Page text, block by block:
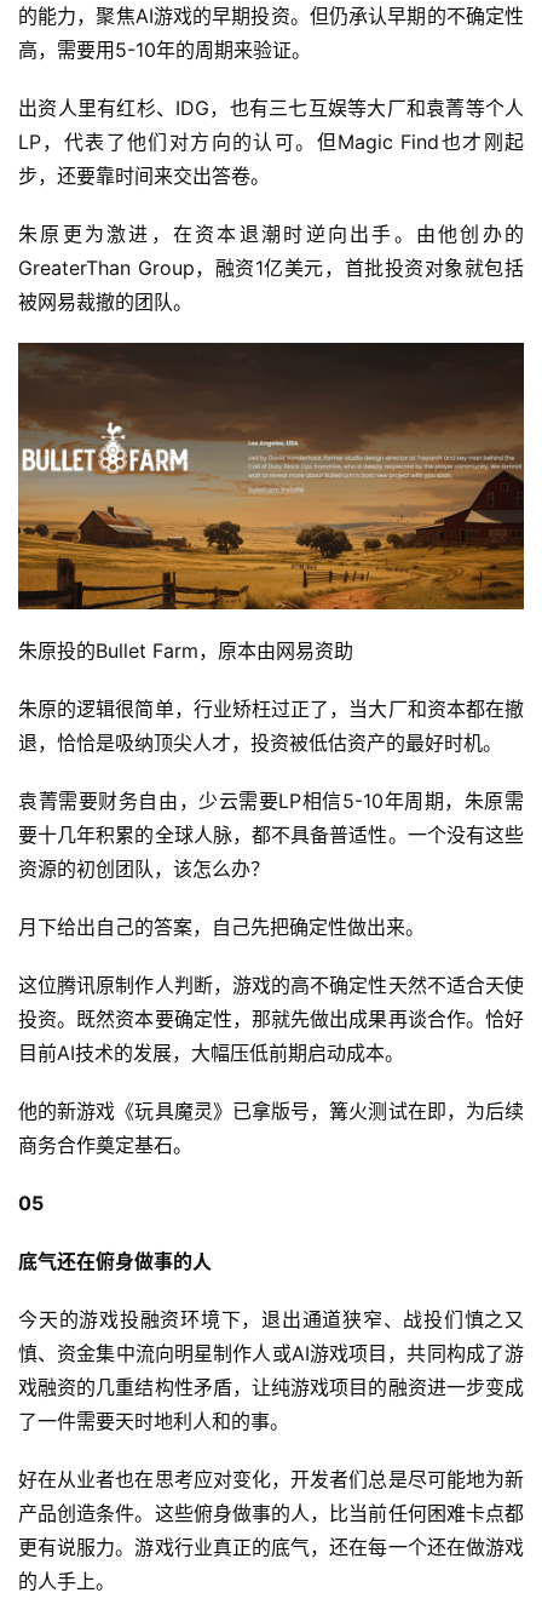
的能力，聚焦AI游戏的早期投资。但仍承认早期的不确定性
高，需要用5-10年的周期来验证。
出资人里有红杉、IDG，也有三七互娱等大厂和袁菁等个人
LP，代表了他们对方向的认可。但Magic Find也才刚起
步，还要靠时间来交出答卷。
朱原更为激进，在资本退潮时逆向出手。由他创办的
GreaterThan Group，融资1亿美元，首批投资对象就包括
被网易裁撤的团队。
朱原投的Bullet Farm，原本由网易资助
朱原的逻辑很简单，行业矫枉过正了，当大厂和资本都在撤
退，恰恰是吸纳顶尖人才，投资被低估资产的最好时机。
袁菁需要财务自由，少云需要LP相信5-10年周期，朱原需
要十几年积累的全球人脉，都不具备普适性。一个没有这些
资源的初创团队，该怎么办？
月下给出自己的答案，自己先把确定性做出来。
这位腾讯原制作人判断，游戏的高不确定性天然不适合天使
投资。既然资本要确定性，那就先做出成果再谈合作。恰好
目前AI技术的发展，大幅压低前期启动成本。
他的新游戏《玩具魔灵》已拿版号，篝火测试在即，为后续
商务合作奠定基石。
05
底气还在俯身做事的人
今天的游戏投融资环境下，退出通道狭窄、战投们慎之又
慎、资金集中流向明星制作人或AI游戏项目，共同构成了游
戏融资的几重结构性矛盾，让纯游戏项目的融资进一步变成
了一件需要天时地利人和的事。
好在从业者也在思考应对变化，开发者们总是尽可能地为新
产品创造条件。这些俯身做事的人，比当前任何困难卡点都
更有说服力。游戏行业真正的底气，还在每一个还在做游戏
的人手上。